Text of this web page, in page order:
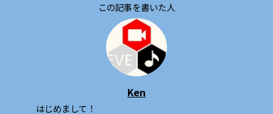
この記事を書いた人
Ken
はじめまして！